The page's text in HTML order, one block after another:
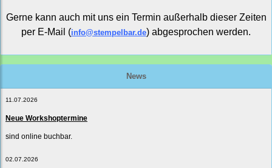
Gerne kann auch mit uns ein Termin außerhalb dieser Zeiten
per E-Mail (info@stempelbar.de) abgesprochen werden.
News
11.07.2026
Neue Workshoptermine
sind online buchbar.
02.07.2026